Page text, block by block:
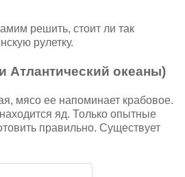
решить, стоит ли так
рулетку.
Атлантический океаны)
мясо ее напоминает крабовое.
яд. Только опытные
правильно. Существует